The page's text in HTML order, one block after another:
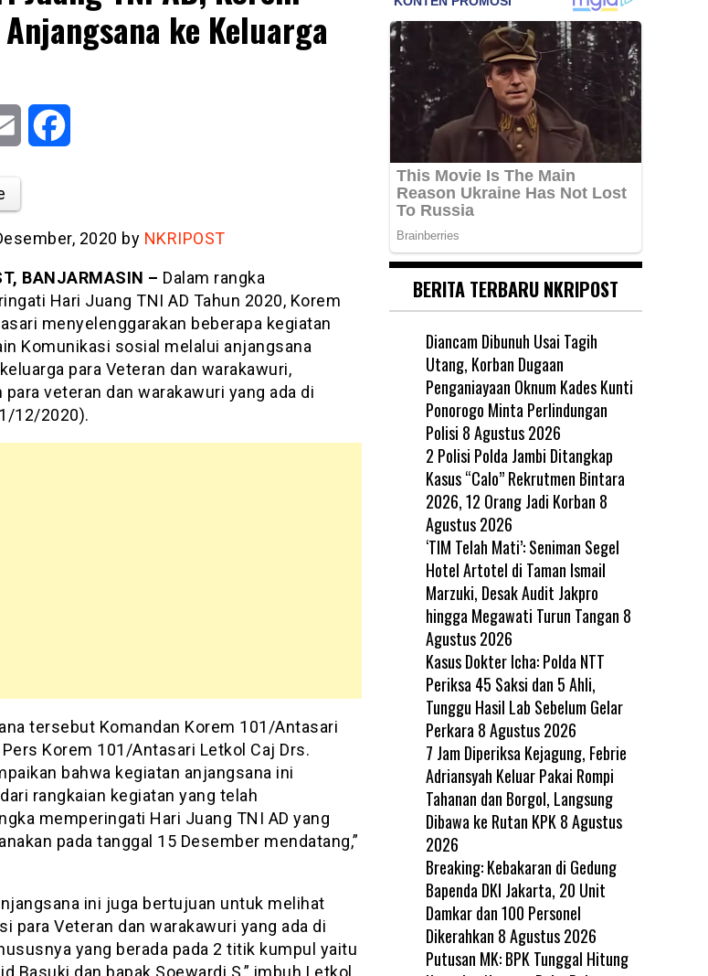
ke Keluarga
Email
2020 by NKRIPOST
BANJARMASIN – Dalam rangka
Hari Juang TNI AD Tahun 2020, Korem
menyelenggarakan beberapa kegiatan
Komunikasi sosial melalui anjangsana
para Veteran dan warakawuri,
veteran dan warakawuri yang ada di
12/2020).
tersebut Komandan Korem 101/Antasari
Korem 101/Antasari Letkol Caj Drs.
bahwa kegiatan anjangsana ini
rangkaian kegiatan yang telah
memperingati Hari Juang TNI AD yang
pada tanggal 15 Desember mendatang,”
ini juga bertujuan untuk melihat
para Veteran dan warakawuri yang ada di
yang berada pada 2 titik kumpul yaitu
Basuki dan bapak Soewardi S,” imbuh Letkol
BERITA TERBARU NKRIPOST
Diancam Dibunuh Usai Tagih
Utang, Korban Dugaan
Penganiayaan Oknum Kades Kunti
Ponorogo Minta Perlindungan
Polisi 8 Agustus 2026
2 Polisi Polda Jambi Ditangkap
Kasus “Calo” Rekrutmen Bintara
2026, 12 Orang Jadi Korban 8
Agustus 2026
‘TIM Telah Mati’: Seniman Segel
Hotel Artotel di Taman Ismail
Marzuki, Desak Audit Jakpro
hingga Megawati Turun Tangan 8
Agustus 2026
Kasus Dokter Icha: Polda NTT
Periksa 45 Saksi dan 5 Ahli,
Tunggu Hasil Lab Sebelum Gelar
Perkara 8 Agustus 2026
7 Jam Diperiksa Kejagung, Febrie
Adriansyah Keluar Pakai Rompi
Tahanan dan Borgol, Langsung
Dibawa ke Rutan KPK 8 Agustus
2026
Breaking: Kebakaran di Gedung
Bapenda DKI Jakarta, 20 Unit
Damkar dan 100 Personel
Dikerahkan 8 Agustus 2026
Putusan MK: BPK Tunggal Hitung